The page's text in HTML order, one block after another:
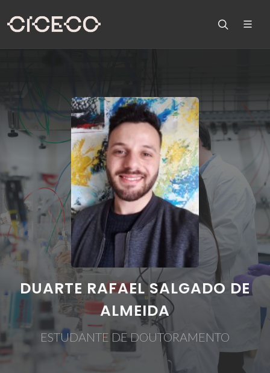
DUARTE RAFAEL SALGADO DE
ALMEIDA
ESTUDANTE DE DOUTORAMENTO